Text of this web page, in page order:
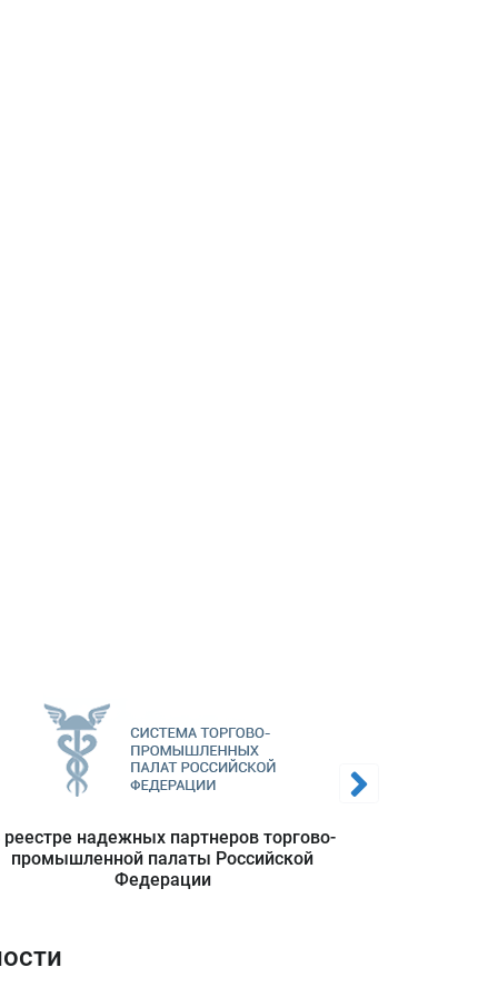
(1
или
реестре надежных партнеров торгово-
промышленной палаты Российской
Федерации